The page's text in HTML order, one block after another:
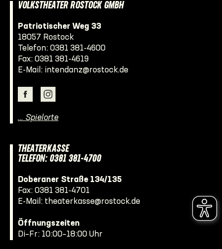
VOLKSTHEATER ROSTOCK GMBH
Patriotischer Weg 33
18057 Rostock
Telefon: 0381 381-4600
Fax: 0381 381-4619
E-Mail: intendanz@rostock.de
… Spielorte
THEATERKASSE
TELEFON: 0381 381-4700
Doberaner Straße 134/135
Fax: 0381 381-4701
E-Mail: theaterkasse@rostock.de
Öffnungszeiten
Di–Fr: 10:00–18:00 Uhr